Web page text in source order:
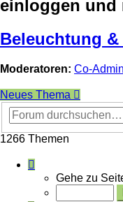
einloggen und
Beleuchtung &
Moderatoren: Co-
Neues Thema
1266 Themen
Seite
1
43
Gehe zu